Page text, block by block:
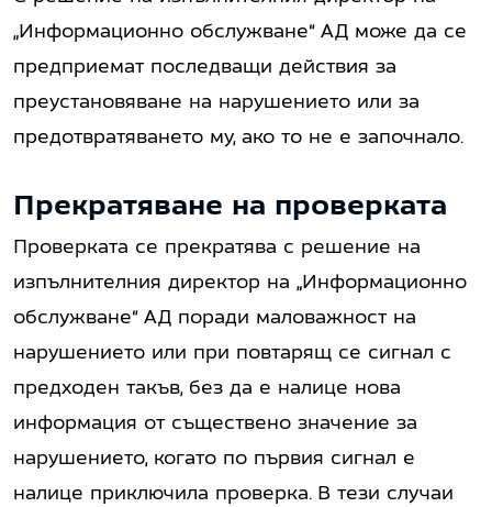
„Информационно обслужване“ АД може да се
предприемат последващи действия за
преустановяване на нарушението или за
предотвратяването му, ако то не е започнало.
Прекратяване на проверката
Проверката се прекратява с решение на
изпълнителния директор на „Информационно
обслужване“ АД поради маловажност на
нарушението или при повтарящ се сигнал с
предходен такъв, без да е налице нова
информация от съществено значение за
нарушението, когато по първия сигнал е
налице приключила проверка. В тези случаи